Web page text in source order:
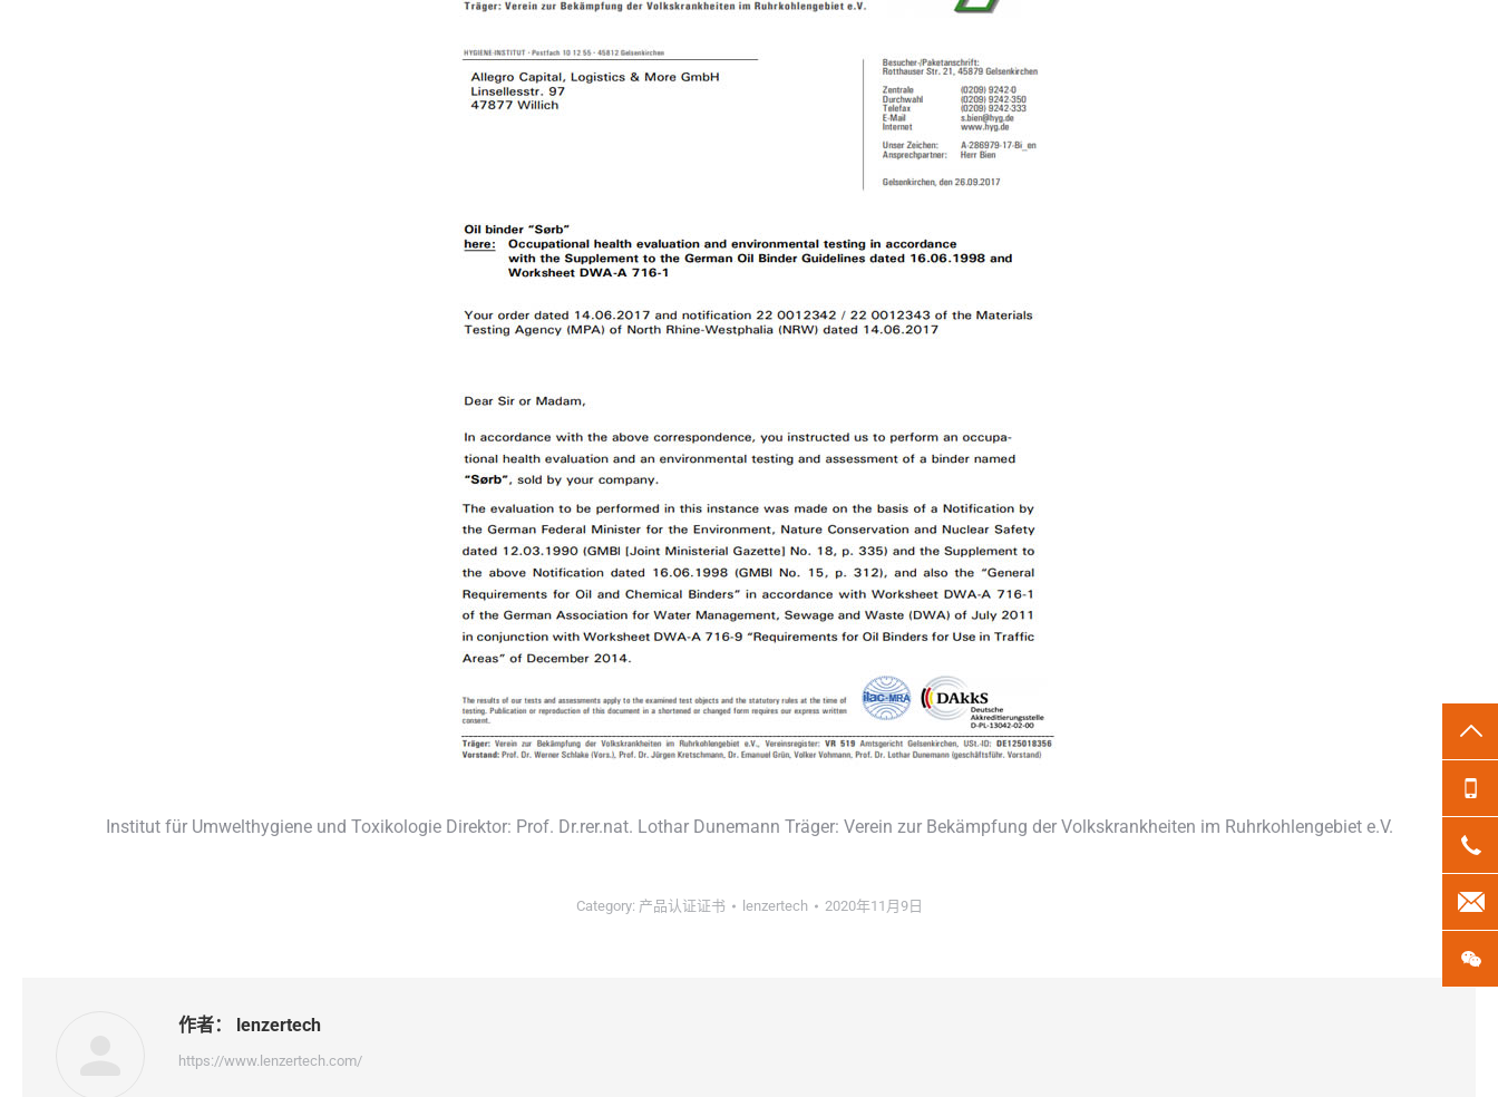
Institut für Umwelthygiene und Toxikologie Direktor: Prof. Dr.rer.nat. Lothar Dunemann Träger: Verein zur Bekämpfung der Volkskrankheiten im Ruhrkohlengebiet e.V.
Category: 产品认证证书 lenzertech 2020年11月9日
作者： lenzertech
https://www.lenzertech.com/
微